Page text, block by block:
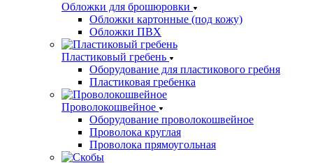
Обложки для брошюровки
Обложки картонные (под кожу)
Обложки ПВХ
Пластиковый гребень
Оборудование для пластикового гребня
Пластиковая гребенка
Проволокошвейное
Оборудование проволокошвейное
Проволока круглая
Проволока прямоугольная